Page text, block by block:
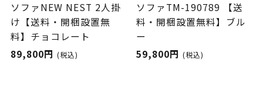
ソファNEW NEST 2人掛
け【送料・開梱設置無
料】チョコレート
89,800円 (税込)
ソファTM-190789 【送
料・開梱設置無料】ブル
ー
59,800円(税込)